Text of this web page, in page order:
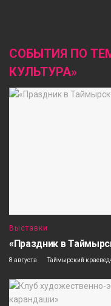
СОБЫТИЯ ПО
КУЛЬТУРА»
Выставки
«Праздник в
8 августа Таймырский